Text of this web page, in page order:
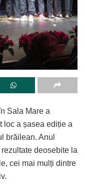
Sala Mare a
loc a șasea ediție a
brăilean. Anul
deosebite la
cei mai mulți dintre